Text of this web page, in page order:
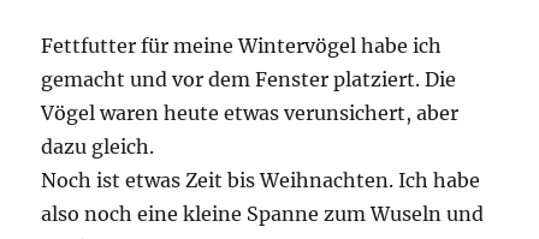
Fettfutter für meine Wintervögel habe ich
gemacht und vor dem Fenster platziert. Die
Vögel waren heute etwas verunsichert, aber
dazu gleich.
Noch ist etwas Zeit bis Weihnachten. Ich habe
also noch eine kleine Spanne zum Wuseln und